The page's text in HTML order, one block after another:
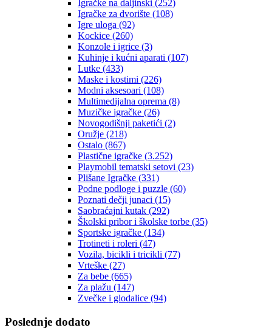
Igračke na daljinski (252)
‎Igračke za dvorište (108)
Igre uloga (92)
Kockice (260)
Konzole i igrice (3)
Kuhinje i kućni aparati (107)
Lutke (433)
Maske i kostimi (226)
Modni aksesoari (108)
Multimedijalna oprema (8)
Muzičke igračke (26)
Novogodišnji paketići (2)
Oružje (218)
Ostalo (867)
Plastične igračke (3.252)
Playmobil tematski setovi (23)
Plišane Igračke (331)
Podne podloge i puzzle (60)
Poznati dečji junaci (15)
Saobraćajni kutak (292)
Školski pribor i školske torbe (35)
Sportske igračke (134)
Trotineti i roleri (47)
Vozila, bicikli i tricikli (77)
Vrteške (27)
Za bebe (665)
Za plažu (147)
Zvečke i glodalice (94)
Poslednje dodato